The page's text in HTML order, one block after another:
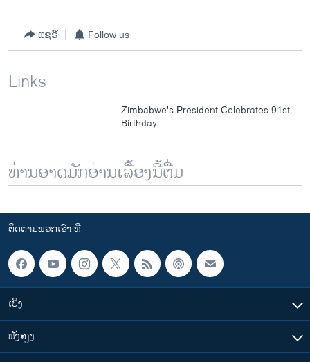
ແຊຣ໌ Follow us
Links
Zimbabwe's President Celebrates 91st
Birthday
ທ່ານອາດມັກອ່ານເລື້ອງນີ້ຕື່ມ
ຕິດຕາມພວກເຮົາ ທີ່
ເບິ່ງ
ຟັງສຽງ